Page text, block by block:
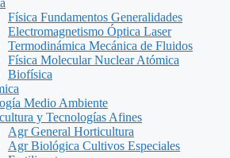
Física Fundamentos Generalidades
Electromagnetismo Óptica Laser
Termodinámica Mecánica de Fluidos
Física Molecular Nuclear Atómica
Biofísica
Medio Ambiente
y Tecnologías Afines
Agr General Horticultura
Agr Biológica Cultivos Especiales